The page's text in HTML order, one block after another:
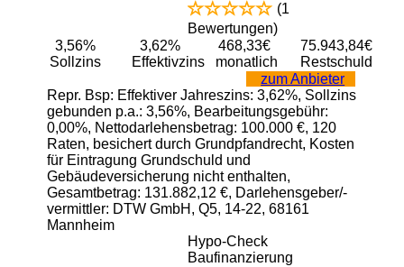
(1
Bewertungen)
3,56%
Sollzins
3,62%
Effektivzins
468,33€
monatlich
75.943,84€
Restschuld
zum Anbieter
Repr. Bsp: Effektiver Jahreszins: 3,62%, Sollzins
gebunden p.a.: 3,56%, Bearbeitungsgebühr:
0,00%, Nettodarlehensbetrag: 100.000 €, 120
Raten, besichert durch Grundpfandrecht, Kosten
für Eintragung Grundschuld und
Gebäudeversicherung nicht enthalten,
Gesamtbetrag: 131.882,12 €, Darlehensgeber/-
vermittler: DTW GmbH, Q5, 14-22, 68161
Mannheim
Hypo-Check
Baufinanzierung